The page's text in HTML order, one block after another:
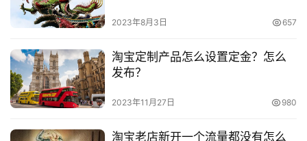
宝
2023年8月3日 657
淘宝定制产品怎么设置定金？怎么
发布？
2023年11月27日 980
淘宝老店新开一个流量都没有怎么